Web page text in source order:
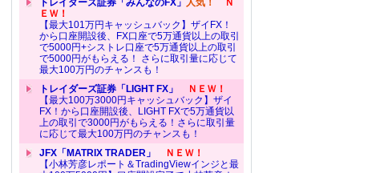
トレイダーズ証券「みんなのFX」 人気！
Ｎ
ＥＷ！
【最大101万円キャッシュバック】ザイFX！
から口座開設後、FX口座で5万通貨以上の取引
で5000円+シストレ口座で5万通貨以上の取引
で5000円がもらえる！ さらに取引量に応じて
最大100万円のチャンスも！
トレイダーズ証券「LIGHT FX」
ＮＥＷ！
【最大100万3000円キャッシュバック】ザイ
FX！から口座開設後、LIGHT FXで5万通貨以
上の取引で3000円がもらえる！さらに取引量
に応じて最大100万円のチャンスも！
JFX「MATRIX TRADER」
ＮＥＷ！
【小林芳彦レポート＆TradingViewインジと最